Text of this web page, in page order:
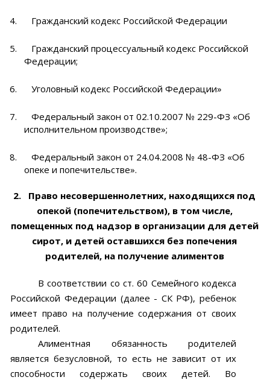
4. Гражданский кодекс Российской Федерации
5.
Гражданский процессуальный кодекс Российской
Федерации;
6. Уголовный кодекс Российской Федерации»
7.
Федеральный закон от 02.10.2007 № 229-ФЗ «Об
исполнительном производстве»;
8.
Федеральный закон от 24.04.2008 № 48-ФЗ «Об
опеке и попечительстве».
2.
Право несовершеннолетних, находящихся под
опекой (попечительством), в том числе,
помещенных под надзор в организации для детей
сирот, и детей оставшихся без попечения
родителей, на получение алиментов
В соответствии со ст. 60 Семейного кодекса
Российской Федерации (далее - СК РФ), ребенок
имеет право на получение содержания от своих
родителей.
Алиментная обязанность родителей
является безусловной, то есть не зависит от их
способности содержать своих детей. Во